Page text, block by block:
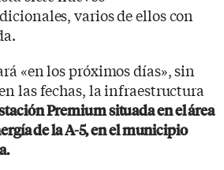
varios de ellos con
«en los próximos días», sin
las fechas, la infraestructura
Premium situada en el área
de la A-5, en el municipio